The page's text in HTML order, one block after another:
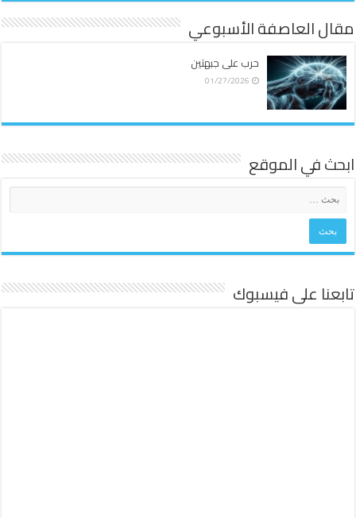
مقال العاصفة الأسبوعي
حرب على جبهتين
01/27/2026
ابحث في الموقع
تابعنا على فيسبوك